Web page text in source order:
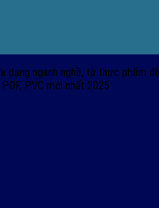
ngành nghề, từ thực phẩm
PVC mới nhất 2025